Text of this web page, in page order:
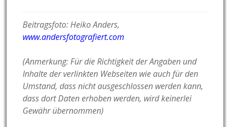
Beitragsfoto: Heiko Anders,
www.andersfotografiert.com
(Anmerkung: Für die Richtigkeit der Angaben und
Inhalte der verlinkten Webseiten wie auch für den
Umstand, dass nicht ausgeschlossen werden kann,
dass dort Daten erhoben werden, wird keinerlei
Gewähr übernommen)